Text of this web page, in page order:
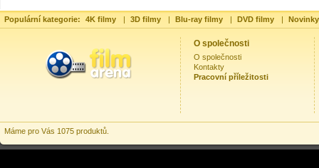
Populární kategorie: 4K filmy | 3D filmy | Blu-ray filmy | DVD filmy |
O společnosti
O společnosti
Kontakty
Pracovní příležitosti
Máme pro Vás 1075 produktů.